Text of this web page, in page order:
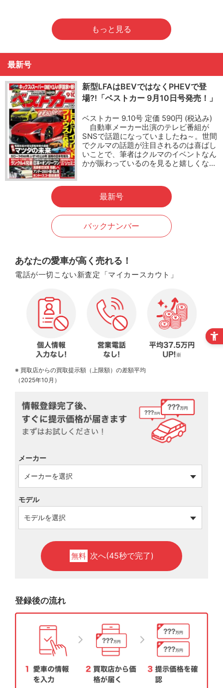
もっと見る
最新号
新型LFAはBEVではなくPHEVで登
場?!「ベストカー 9月10日号発売！」
ベストカー 9.10号 定価 590円 (税込み)
自動車メーカー出演のテレビ番組が
SNSで話題になっていましたね～。世間
でクルマの話題が注目されるのは喜ばし
いことで、筆者はクルマのイベントなん
かが賑わっているのを見ると嬉しくな…
最新号
バックナンバー
あなたの愛車が高く売れる！
電話が一切こない新査定「マイカースカウト」
※ 買取店からの買取提示額（上限額）の差額平均
（2025年10月）
メーカー
モデル
無料 次へ(45秒で完了)
登録後の流れ